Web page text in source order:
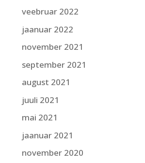
veebruar 2022
jaanuar 2022
november 2021
september 2021
august 2021
juuli 2021
mai 2021
jaanuar 2021
november 2020